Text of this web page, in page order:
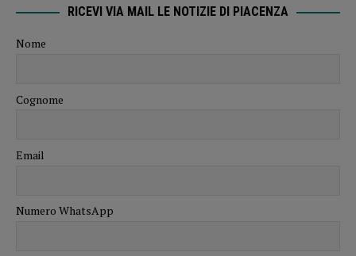
RICEVI VIA MAIL LE NOTIZIE DI PIACENZA
Nome
Cognome
Email
Numero WhatsApp